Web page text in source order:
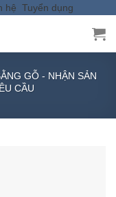
hệ Tuyển dụng
GỖ - NHẬN SẢN
CẦU